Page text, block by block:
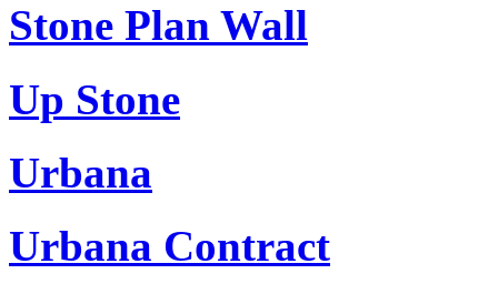
Stone Plan Wall
Up Stone
Urbana
Urbana Contract